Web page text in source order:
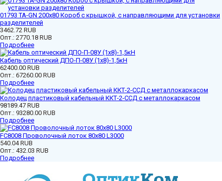
01793 ТА-GN 200x80 Короб с крышкой, с направляющими для установки
разделителей
3462.72 RUB
Опт.: 2770.18 RUB
Подробнее
Кабель оптический ДПО-П-08У (1х8)-1,5кН
62400.00 RUB
Опт.: 67260.00 RUB
Подробнее
Колодец пластиковый кабельный ККТ-2-ССД с металлокаркасом
98189.47 RUB
Опт.: 93280.00 RUB
Подробнее
FC8008 Проволочный лоток 80х80 L3000
540.04 RUB
Опт.: 432.03 RUB
Подробнее